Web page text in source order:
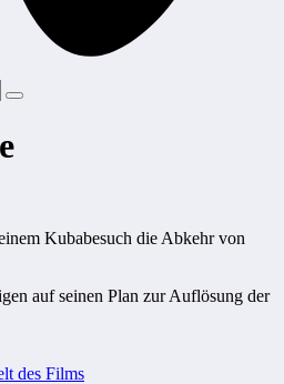
Kubabesuch die Abkehr von
auf seinen Plan zur Auflösung der
des Films